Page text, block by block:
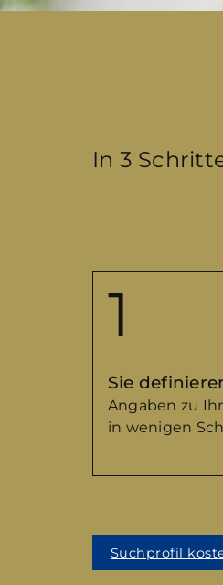
In 3
Sie
Angaben zu
in wenigen
Suchprofil